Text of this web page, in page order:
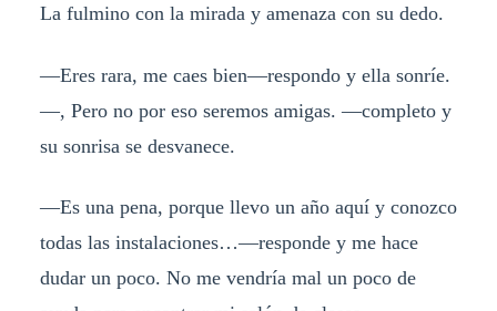
La fulmino con la mirada y amenaza con su dedo.
—Eres rara, me caes bien—respondo y ella sonríe.
—, Pero no por eso seremos amigas. —completo y
su sonrisa se desvanece.
—Es una pena, porque llevo un año aquí y conozco
todas las instalaciones…—responde y me hace
dudar un poco. No me vendría mal un poco de